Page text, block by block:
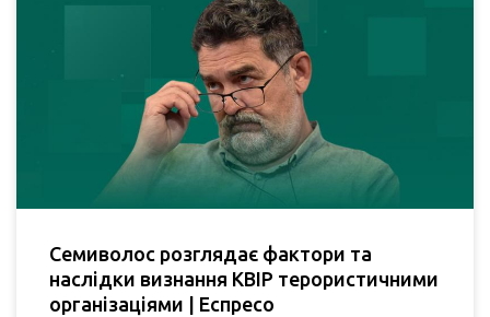
Семиволос розглядає фактори та
наслідки визнання КВІР терористичними
організаціями | Еспресо